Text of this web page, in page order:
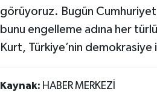
görüyoruz. Bugün
bunu engelleme adına her
Kurt, Türkiye’nin demokrasiye
Kaynak: HABER MERKEZİ